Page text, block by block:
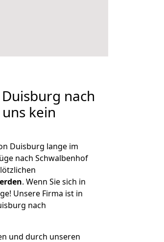
nach
kein
Duisburg lange im
nach Schwalbenhof
. Wenn Sie sich in
Unsere Firma ist in
nach
und durch unseren